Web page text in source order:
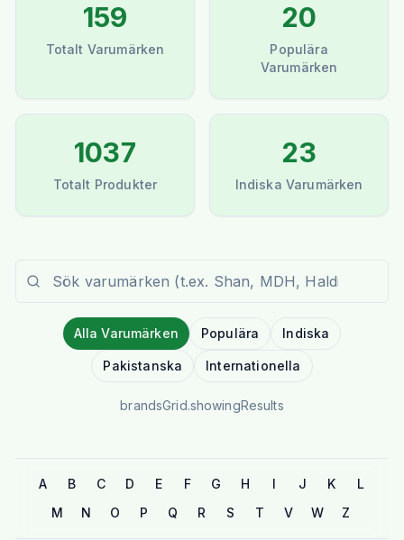
159
Totalt Varumärken
20
Populära
Varumärken
1037
Totalt Produkter
23
Indiska Varumärken
Alla Varumärken Populära Indiska
Pakistanska Internationella
brandsGrid.showingResults
A B C D E F G H I J K
L
M
N O P Q R S T V W Z